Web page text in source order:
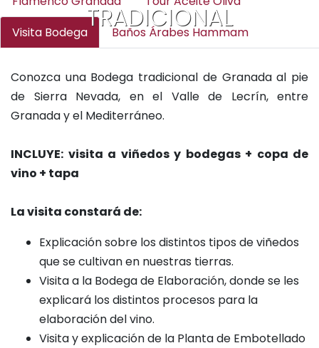
TRADICIONAL
Visita Bodega
Baños Árabes Hammam
Conozca una Bodega tradicional de Granada al pie
de Sierra Nevada, en el Valle de Lecrín, entre
Granada y el Mediterráneo.
INCLUYE: visita a viñedos y bodegas + copa de
vino + tapa
La visita constará de:
Explicación sobre los distintos tipos de viñedos
que se cultivan en nuestras tierras.
Visita a la Bodega de Elaboración, donde se les
explicará los distintos procesos para la
elaboración del vino.
Visita y explicación de la Planta de Embotellado